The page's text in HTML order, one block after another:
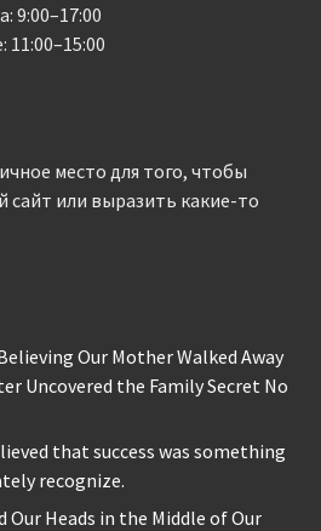
9:00–17:00
11:00–15:00
место для того, чтобы
сайт или выразить какие-то
Our Mother Walked Away
Uncovered the Family Secret No
that success was something
recognize.
Our Heads in the Middle of Our